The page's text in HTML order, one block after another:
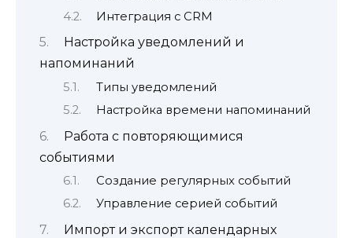
Интеграция с CRM
Настройка уведомлений и
напоминаний
Типы уведомлений
Настройка времени напоминаний
Работа с повторяющимися
событиями
Создание регулярных событий
Управление серией событий
Импорт и экспорт календарных